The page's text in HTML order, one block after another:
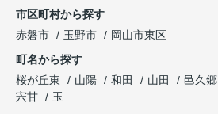
市区町村から探す
赤磐市
玉野市
岡山市東区
町名から探す
桜が丘東
山陽 和田 山田 邑久郷
宍甘
玉